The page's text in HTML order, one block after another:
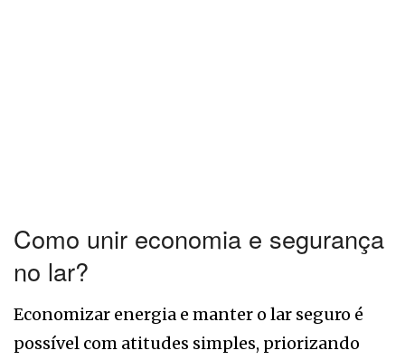
Como unir economia e segurança
no lar?
Economizar energia e manter o lar seguro é
possível com atitudes simples, priorizando